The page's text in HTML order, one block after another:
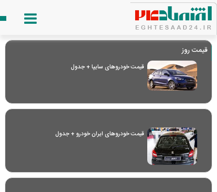
قیمت روز
قیمت خودرو‌های سایپا + جدول
قیمت خودرو‌های ایران خودرو + جدول